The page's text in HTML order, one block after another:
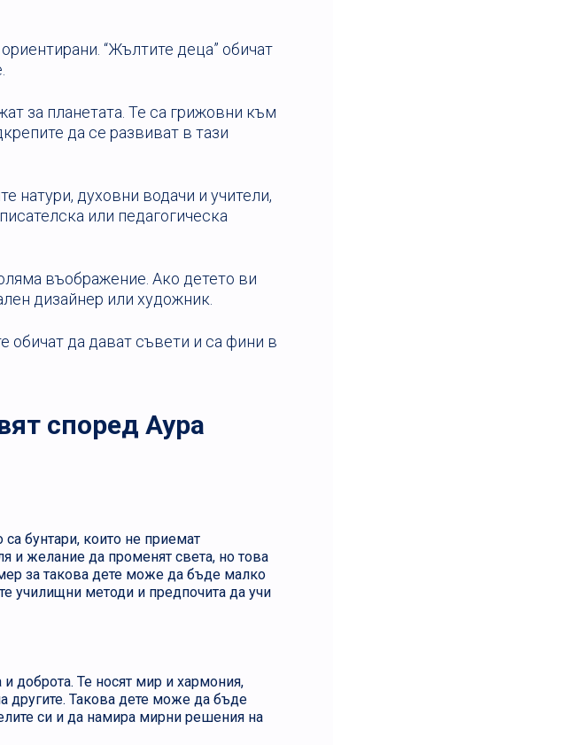
“Жълтите деца” обичат
за планетата. Те са грижовни към
да се развиват в тази
натури, духовни водачи и учители,
или педагогическа
въображение. Ако детето ви
дизайнер или художник.
обичат да дават съвети и са фини в
според Аура
бунтари, които не приемат
и желание да променят света, но това
за такова дете може да бъде малко
училищни методи и предпочита да учи
и доброта. Те носят мир и хармония,
другите. Такова дете може да бъде
си и да намира мирни решения на